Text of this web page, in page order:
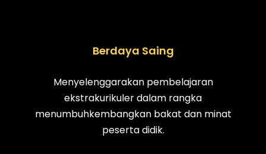
Berdaya Saing
Menyelenggarakan pembelajaran
ekstrakurikuler dalam rangka
menumbuhkembangkan bakat dan minat
peserta didik.